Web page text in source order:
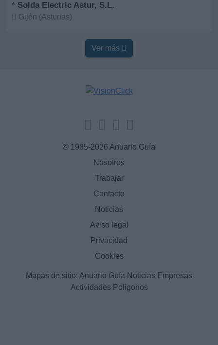
* Solda Electric Astur, S.L.
Gijón (Asturias)
Ver más
© 1985-2026 Anuario Guía
Nosotros
Trabajar
Contacto
Noticias
Aviso legal
Privacidad
Cookies
Mapas de sitio: Anuario Guía Noticias Empresas
Actividades Poligonos